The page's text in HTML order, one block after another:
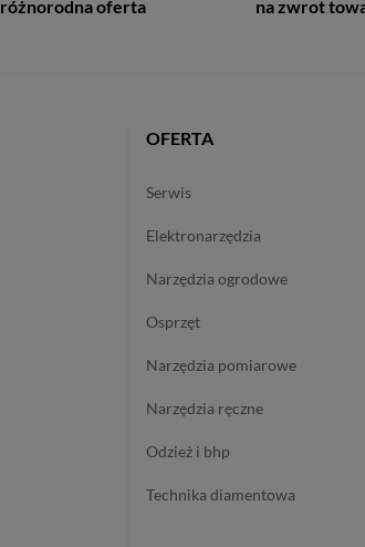
różnorodna oferta
na zwrot
OFERTA
serwis
elektronarzędzia
narzędzia ogrodowe
osprzęt
narzędzia pomiarowe
narzędzia ręczne
odzież i bhp
technika diamentowa